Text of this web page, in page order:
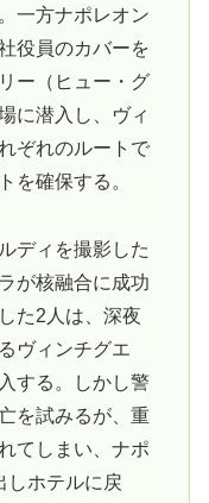
一方ナポレオン
役員のカバーを
ー（ヒュー・グ
に潜入し、ヴィ
ぞれのルートで
を確保する。
ディを撮影した
が核融合に成功
た2人は、深夜
ヴィンチグエ
する。しかし警
を試みるが、重
てしまい、ナポ
しホテルに戻